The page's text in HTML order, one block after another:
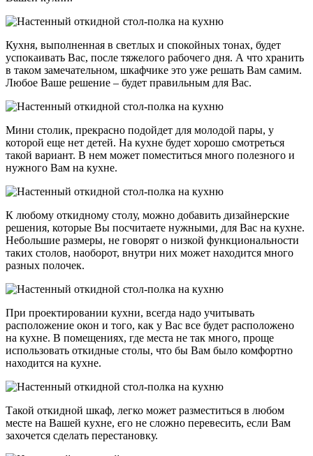
Кухня, выполненная в светлых и спокойных тонах, будет
успокаивать Вас, после тяжелого рабочего дня. А что хранить
в таком замечательном, шкафчике это уже решать Вам самим.
Любое Ваше решение – будет правильным для Вас.
Мини столик, прекрасно подойдет для молодой пары, у
которой еще нет детей. На кухне будет хорошо смотреться
такой вариант. В нем может поместиться много полезного и
нужного Вам на кухне.
К любому откидному столу, можно добавить дизайнерские
решения, которые Вы посчитаете нужными, для Вас на кухне.
Небольшие размеры, не говорят о низкой функциональности
таких столов, наоборот, внутри них может находится много
разных полочек.
При проектировании кухни, всегда надо учитывать
расположение окон и того, как у Вас все будет расположено
на кухне. В помещениях, где места не так много, проще
использовать откидные столы, что бы Вам было комфортно
находится на кухне.
Такой откидной шкаф, легко может разместиться в любом
месте на Вашей кухне, его не сложно перевесить, если Вам
захочется сделать перестановку.